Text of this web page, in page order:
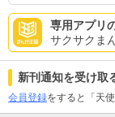
専用アプリ
サクサクま
新刊通知を受け取
会員登録をすると「天